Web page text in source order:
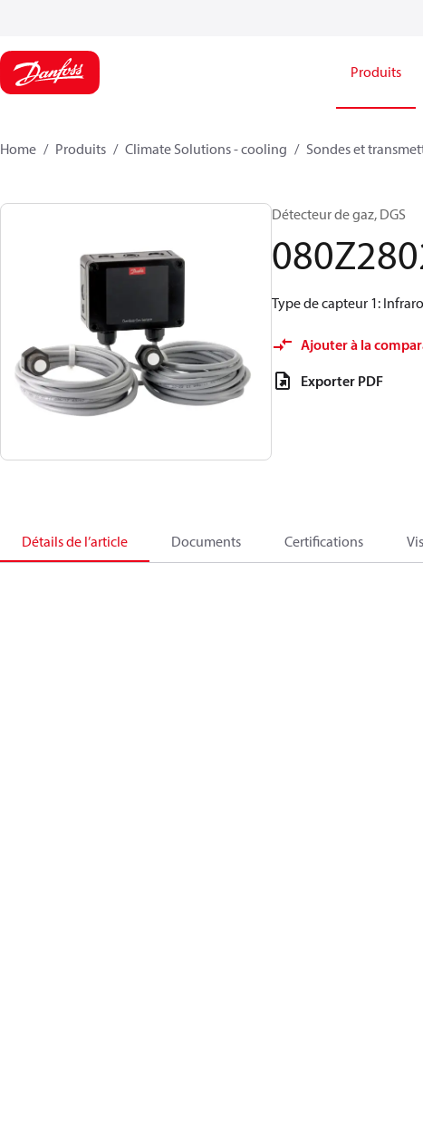
Produits
Home Produits Climate Solutions - cooling Sondes et
Détecteur de gaz, DGS
Type de capteur 1:
Ajouter à la
Exporter PDF
Détails de l’article Documents Certifications